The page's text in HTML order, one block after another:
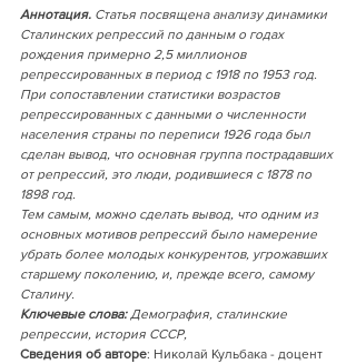
Аннотация. Статья посвящена анализу динамики
Сталинских репрессий по данным о годах
рождения примерно 2,5 миллионов
репрессированных в период с 1918 по 1953 год.
При сопоставлении статистики возрастов
репрессированных с данными о численности
населения страны по переписи 1926 года был
сделан вывод, что основная группа пострадавших
от репрессий, это люди, родившиеся с 1878 по
1898 год.
Тем самым, можно сделать вывод, что одним из
основных мотивов репрессий было намерение
убрать более молодых конкурентов, угрожавших
старшему поколению, и, прежде всего, самому
Сталину.
Ключевые слова: Демография, сталинские
репрессии, история СССР,
Сведения об авторе: Николай Кульбака - доцент